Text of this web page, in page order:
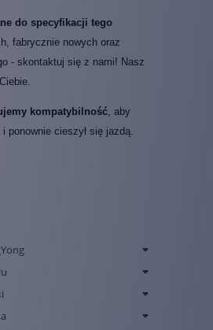
do specyfikacji tego
fabrycznie nowych oraz
- skontaktuj się z nami! Nasz
kompatybilność, aby
ponownie cieszył się jazdą.